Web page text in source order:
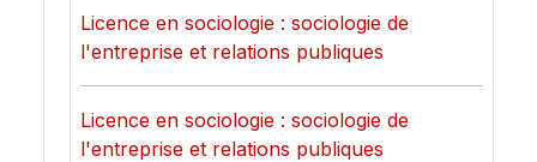
Licence en sociologie : sociologie de
l'entreprise et relations publiques
Licence en sociologie : sociologie de
l'entreprise et relations publiques